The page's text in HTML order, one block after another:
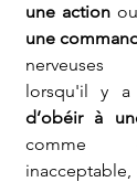
une action
une
nerveuses
lorsqu'il y
d’obéir à
comme